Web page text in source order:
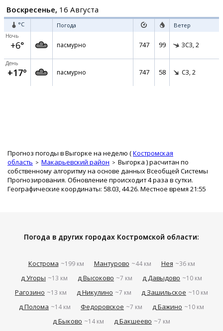
Воскресенье, 16 Августа
°C Погода Ветер
Ночь
+6° пасмурно 747 99 ЗСЗ, 2
День
+17° пасмурно 747 58 СЗ, 2
Прогноз погоды в Выгорке на неделю (Костромская
область
Макарьевский район Выгорка ) расчитан по
собственному алгоритму на основе данных Всеобщей Системы
Прогнозирования. Обновление происходит 4 раза в сутки.
Географические координаты: 58.03, 44.26. Местное время 21:55
Погода в других городах Костромской области:
Кострома ~199 км Мантурово ~44 км Нея ~36 км
д Угоры ~13 км д Высоково ~7 км д Давыдово ~10 км
Рагозино ~13 км д Никулино ~7 км д Зашильское ~10 км
д Полома ~14 км Федоровское ~7 км д Бажино ~10 км
д Быково ~14 км д Бакшеево ~7 км